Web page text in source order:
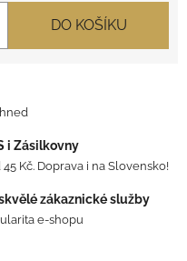
DO KOŠÍKU
i Zásilkovny
Kč. Doprava i na Slovensko!
zákaznické služby
e-shopu